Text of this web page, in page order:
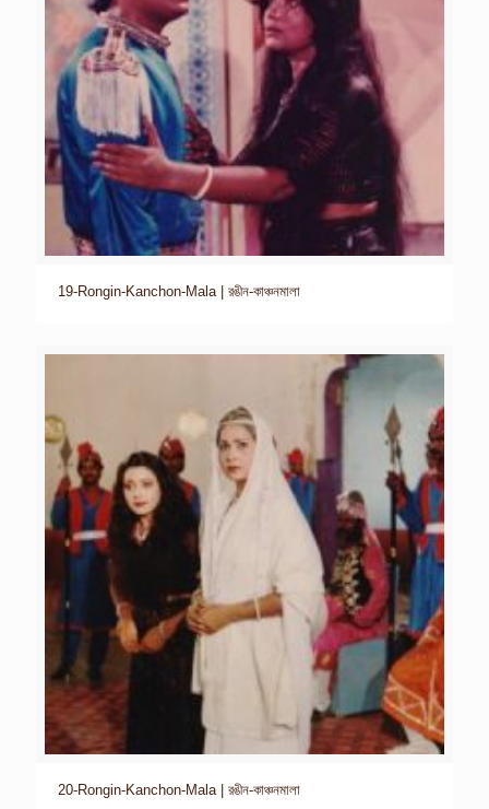
19-Rongin-Kanchon-Mala | রঙীন-কাঞ্চনমালা
20-Rongin-Kanchon-Mala | রঙীন-কাঞ্চনমালা